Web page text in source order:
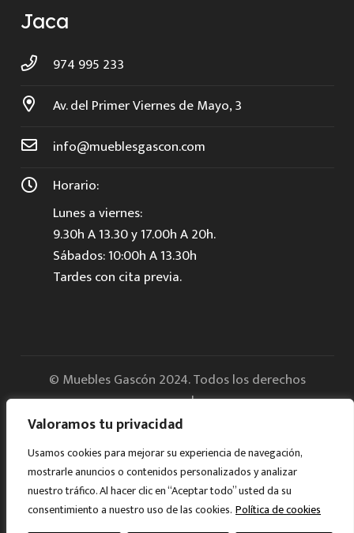
Valoramos tu privacidad
Usamos cookies para mejorar su experiencia de navegación,
mostrarle anuncios o contenidos personalizados y analizar
nuestro tráfico. Al hacer clic en “Aceptar todo” usted da su
consentimiento a nuestro uso de las cookies. Política de cookies
Jaca
974 995 233
Av. del Primer Viernes de Mayo, 3
info@mueblesgascon.com
Horario:
Lunes a viernes:
9.30h A 13.30 y 17.00h A 20h.
Sábados: 10:00h A 13.30h
Tardes con cita previa.
© Muebles Gascón 2024. Todos los derechos
reservados.
Aviso legal
Política de Privacidad